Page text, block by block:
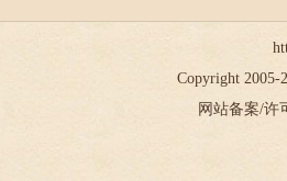
Copyright 2005-
网站备案/许